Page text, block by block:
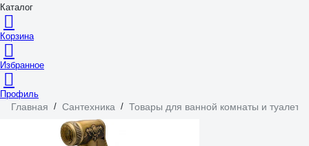
Каталог
Корзина
Избранное
Профиль
Главная / Сантехника / Товары для ванной комнаты и туалета